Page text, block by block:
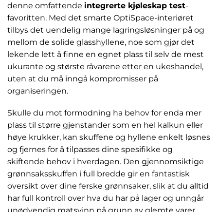
denne omfattende integrerte kjøleskap test-
favoritten. Med det smarte OptiSpace-interiøret
tilbys det uendelig mange lagringsløsninger på og
mellom de solide glasshyllene, noe som gjør det
lekende lett å finne en egnet plass til selv de mest
ukurante og største råvarene etter en ukeshandel,
uten at du må inngå kompromisser på
organiseringen.
Skulle du mot formodning ha behov for enda mer
plass til større gjenstander som en hel kalkun eller
høye krukker, kan skuffene og hyllene enkelt løsnes
og fjernes for å tilpasses dine spesifikke og
skiftende behov i hverdagen. Den gjennomsiktige
grønnsaksskuffen i full bredde gir en fantastisk
oversikt over dine ferske grønnsaker, slik at du alltid
har full kontroll over hva du har på lager og unngår